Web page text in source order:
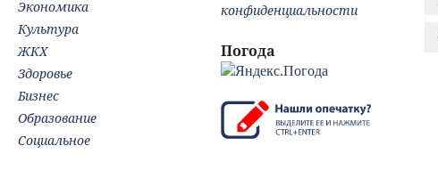
Экономика
Культура
ЖКХ
Здоровье
Бизнес
Образование
Социальное
конфиденциальности
Погода